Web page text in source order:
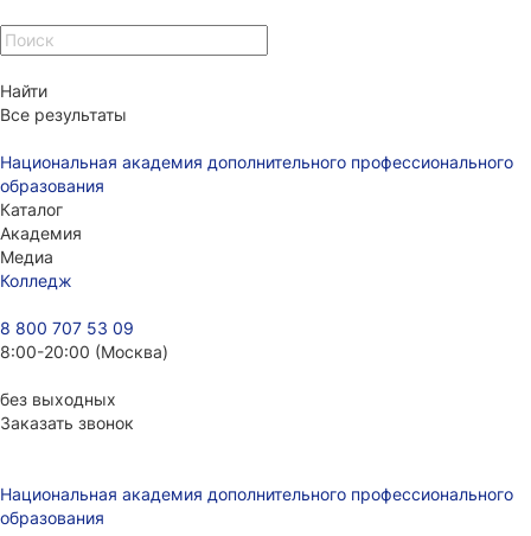
Найти
Все результаты
Национальная академия дополнительного профессионального
образования
Каталог
Академия
Медиа
Колледж
8 800 707 53 09
8:00-20:00 (Москва)
без выходных
Заказать звонок
Национальная академия дополнительного профессионального
образования